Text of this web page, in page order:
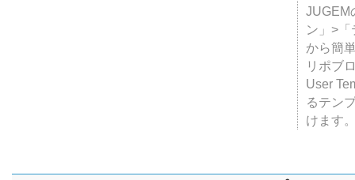
JUGEM
ン」>
から簡
リポブ
User
るテン
けます